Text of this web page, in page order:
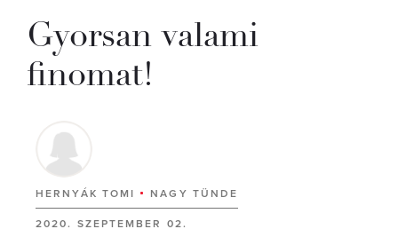
Gyorsan valami
finomat!
HERNYÁK TOMI NAGY TÜNDE
2020. SZEPTEMBER 02.